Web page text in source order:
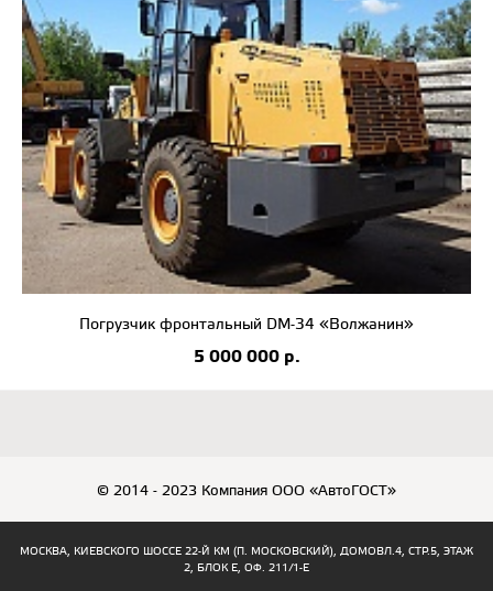
Погрузчик фронтальный DM-34 «Волжанин»
5 000 000 р.
© 2014 - 2023 Компания ООО «АвтоГОСТ»
МОСКВА, КИЕВСКОГО ШОССЕ 22-Й КМ (П. МОСКОВСКИЙ), ДОМОВЛ.4, СТР.5, ЭТАЖ
2, БЛОК Е, ОФ. 211/1-Е